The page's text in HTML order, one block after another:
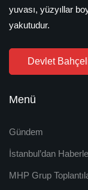
yuvası, yüzyıllar
yakutudur.
Devlet
Menü
Gündem
İstanbul’dan
MHP Grup